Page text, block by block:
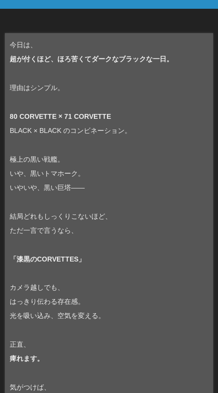
今日は、
超が付くほど、ほろ苦くてダークなブラックな一日。
理由はシンプル。
80 CORVETTE × 71 CORVETTE
BLACK × BLACK のコンビネーション。
極上の黒い戦艦。
いや、黒いトマホーク。
いやいや、黒い巨塔――
結局どれもしっくりこないほど、
ただ一言で言うなら、
「漆黒のCORVETTES」
カメラ越しでも、
はっきり伝わる存在感。
光を吸い込み、空気を変える。
正直、
痺れます。
気がつけば、